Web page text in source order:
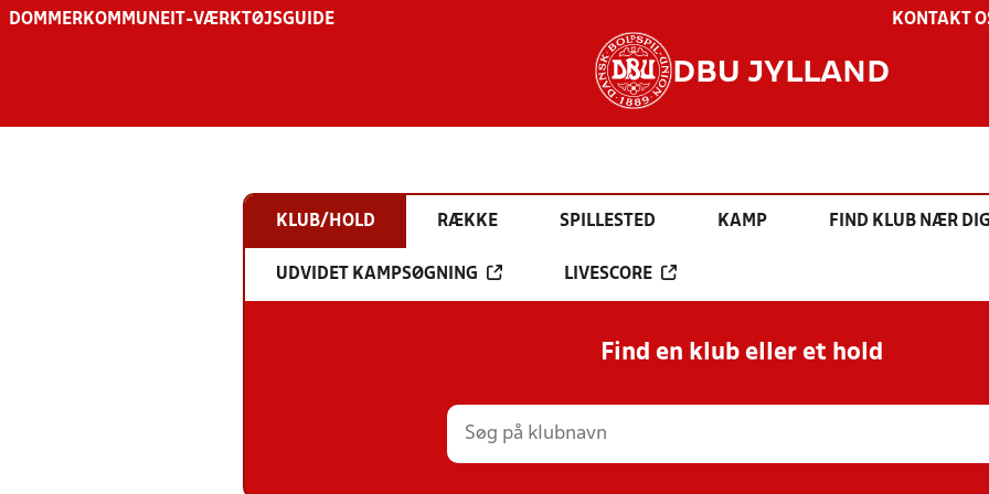
DOMMER KOMMUNE IT-VÆRKTØJSGUIDE KONTAKT
DBU JYLLAND
KLUB/HOLD RÆKKE SPILLESTED KAMP FIND KLUB NÆR
UDVIDET KAMPSØGNING LIVESCORE
Find en klub eller et hold